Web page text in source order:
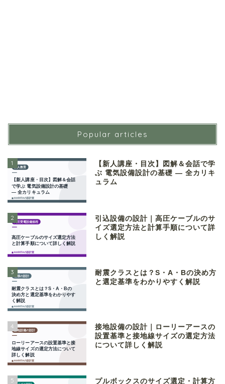
Popular articles
1
【新人講座・目次】図解＆会話で学
ぶ 電気設備設計の基礎 ― 全カリキ
ュラム
2
引込設備の設計｜高圧ケーブルのサ
イズ選定方法と計算手順について詳
しく解説
3
耐震クラスとは？S・A・Bの決め方
と選定基準をわかりやすく解説
4
接地設備の設計｜ローリーアースの
設置基準と接地線サイズの選定方法
について詳しく解説
5
プルボックスのサイズ選定・計算方